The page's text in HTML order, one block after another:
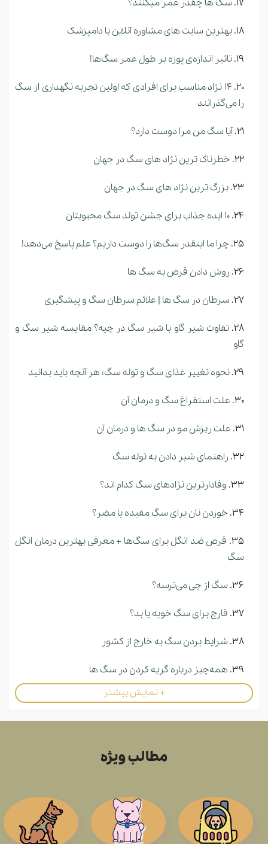
سگ ها چقدر عمر میکنند؟
بهترین سایت های مشاوره آنلاین با دامپزشک
تاثیر اندازه‌ی پوزه بر طول عمر سگ‌ها!
14 نژاد مناسب برای افرادی که اولین تجربه نگهداری از سگ
را می‌گذرانند
آیا سگ من مرا دوست دارد؟
خطرناک ترین نژاد های سگ در جهان
بزرگ ترین نژاد های سگ در جهان
10 ایده جذاب برای جشن تولد سگ محبوبتان
چرا ما اینقدر سگ‌ها را دوست داریم؟ علم پاسخ می‌دهد!
روش دادن قرص به سگ ها
سرطان در سگ ها | علائم سرطان سگ و پیشگیری
تفاوت شیر گاو با شیر سگ در چیه؟ مقایسه شیر سگ و
گاو
نحوه تغییر غذای سگ و توله سگ؛ هر آنچه باید بدانید
علت استفراغ سگ و درمان آن
علت ریزش مو در سگ ها و درمان آن
راهنمای شیر دادن به توله سگ
وفادارترین نژادهای سگ‌ کدام‌ اند؟
خوردن نان برای سگ مفیده یا مضر؟
قرص ضد انگل برای سگ‌ها + معرفی بهترین درمان انگل
سگ
سگ از چی می‌ترسه؟
قارچ برای سگ خوبه یا بد؟
شرایط بردن سگ به خارج از کشور
همه‌چیز درباره گریه کردن در سگ ها
آرام‌کردن سگ با دارو: داروهای آرامبخش سگ
جرب سگ | نحوه تشخیص، علائم و علل آن چیست؟
نگهداری سگ برای چه افرادی مناسب نیست؟
معرفی نژاد‌ های سگ ایرانی
+ نمایش بیشتر
مطالب ویژه